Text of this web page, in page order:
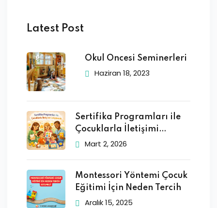
Latest Post
Okul Öncesi Seminerleri
Haziran 18, 2023
Sertifika Programları ile
Çocuklarla İletişimi
Geliştirmek
Mart 2, 2026
Montessori Yöntemi Çocuk
Eğitimi İçin Neden Tercih
Aralık 15, 2025